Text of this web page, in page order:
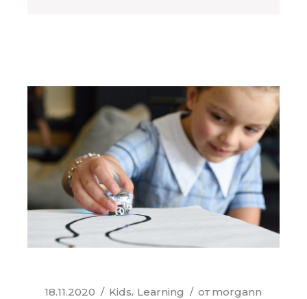
18.11.2020 Kids Learning от morgann